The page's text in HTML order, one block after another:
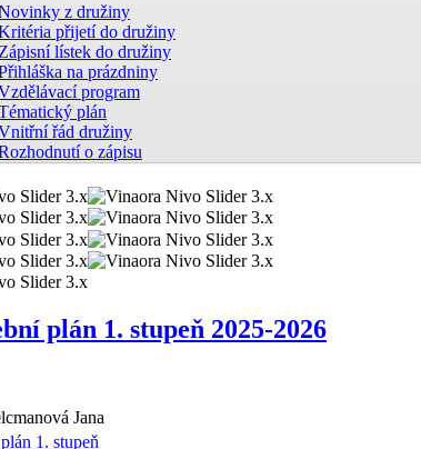
z družiny
přijetí do družiny
Zápisní lístek do družiny
na prázdniny
program
plán
řád družiny
o zápisu
plán 1. stupeň 2025-2026
Jana
1. stupeň